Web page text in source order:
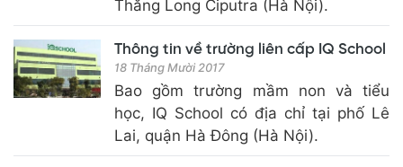
Thăng Long Ciputra (Hà Nội).
Thông tin về trường liên cấp IQ School
18 Tháng Mười 2017
Bao gồm trường mầm non và tiểu
học, IQ School có địa chỉ tại phố Lê
Lai, quận Hà Đông (Hà Nội).